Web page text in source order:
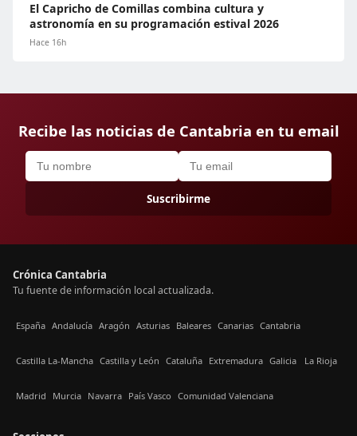
El Capricho de Comillas combina cultura y
astronomía en su programación estival 2026
Hace 16h
Recibe las noticias de Cantabria en tu email
Suscribirme
Crónica Cantabria
Tu fuente de información local actualizada.
España Andalucía Aragón Asturias Baleares Canarias Cantabria
Castilla La-Mancha Castilla y León Cataluña Extremadura Galicia La Rioja
Madrid Murcia Navarra País Vasco Comunidad Valenciana